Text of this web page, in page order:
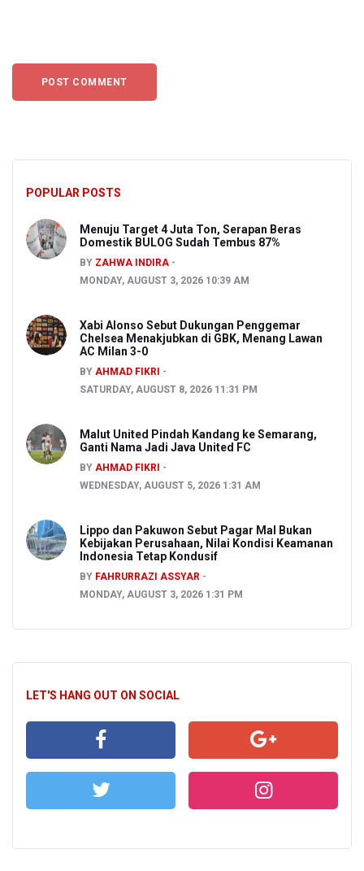
POPULAR POSTS
Menuju Target 4 Juta Ton, Serapan Beras
Domestik BULOG Sudah Tembus 87%
BY ZAHWA INDIRA
MONDAY, AUGUST 3, 2026 10:39 AM
Xabi Alonso Sebut Dukungan Penggemar
Chelsea Menakjubkan di GBK, Menang Lawan
AC Milan 3-0
BY AHMAD FIKRI
SATURDAY, AUGUST 8, 2026 11:31 PM
Malut United Pindah Kandang ke Semarang,
Ganti Nama Jadi Java United FC
BY AHMAD FIKRI
WEDNESDAY, AUGUST 5, 2026 1:31 AM
Lippo dan Pakuwon Sebut Pagar Mal Bukan
Kebijakan Perusahaan, Nilai Kondisi Keamanan
Indonesia Tetap Kondusif
BY FAHRURRAZI ASSYAR
MONDAY, AUGUST 3, 2026 1:31 PM
LET'S HANG OUT ON SOCIAL